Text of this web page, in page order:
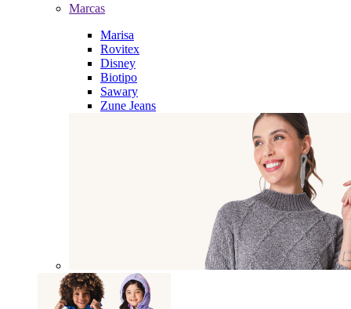
Marcas
Marisa
Rovitex
Disney
Biotipo
Sawary
Zune Jeans